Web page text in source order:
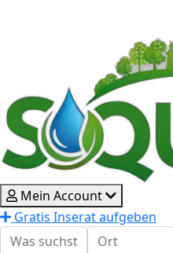
Mein Account
Gratis Inserat aufgeben